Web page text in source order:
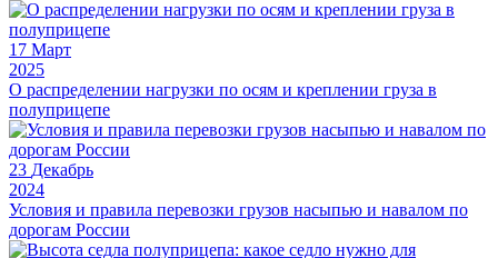
17 Март
2025
О распределении нагрузки по осям и креплении груза в
полуприцепе
23 Декабрь
2024
Условия и правила перевозки грузов насыпью и навалом по
дорогам России